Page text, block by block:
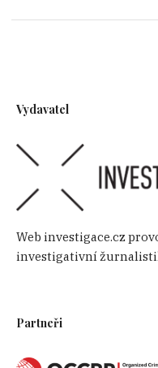
Vydavatel
Web investigace.cz
investigativní
Partneři